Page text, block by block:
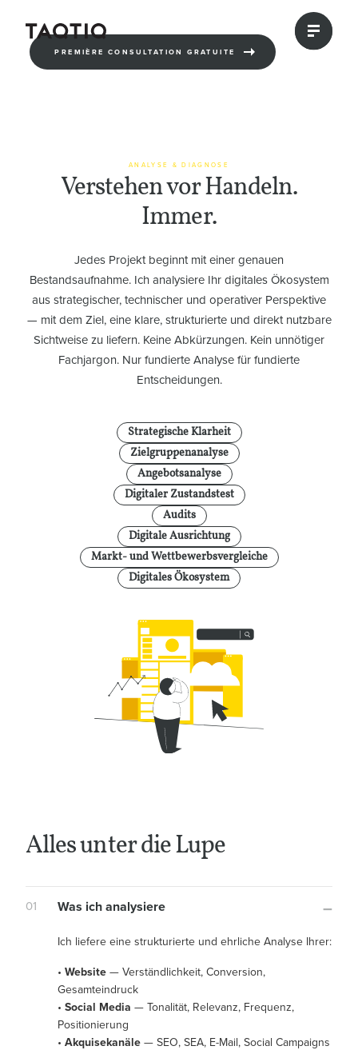
PREMIÈRE CONSULTATION GRATUITE
ANALYSE & DIAGNOSE
Verstehen vor Handeln.
Immer.
Jedes Projekt beginnt mit einer genauen
Bestandsaufnahme. Ich analysiere Ihr digitales Ökosystem
aus strategischer, technischer und operativer Perspektive
— mit dem Ziel, eine klare, strukturierte und direkt nutzbare
Sichtweise zu liefern. Keine Abkürzungen. Kein unnötiger
Fachjargon. Nur fundierte Analyse für fundierte
Entscheidungen.
Strategische Klarheit
Zielgruppenanalyse
Angebotsanalyse
Digitaler Zustandstest
Audits
Digitale Ausrichtung
Markt- und Wettbewerbsvergleiche
Digitales Ökosystem
Alles unter die Lupe
01 Was ich analysiere
Ich liefere eine strukturierte und ehrliche Analyse Ihrer:
• Website — Verständlichkeit, Conversion,
Gesamteindruck
• Social Media — Tonalität, Relevanz, Frequenz,
Positionierung
• Akquisekanäle — SEO, SEA, E-Mail, Social Campaigns